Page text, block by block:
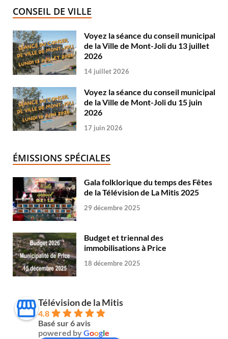
CONSEIL DE VILLE
Voyez la séance du conseil municipal
de la Ville de Mont-Joli du 13 juillet
2026
14 juillet 2026
Voyez la séance du conseil municipal
de la Ville de Mont-Joli du 15 juin
2026
17 juin 2026
ÉMISSIONS SPÉCIALES
Gala folklorique du temps des Fêtes
de la Télévision de La Mitis 2025
29 décembre 2025
Budget et triennal des
immobilisations à Price
18 décembre 2025
Télévision de la Mitis
4.8
Basé sur 6 avis
powered byGoogle